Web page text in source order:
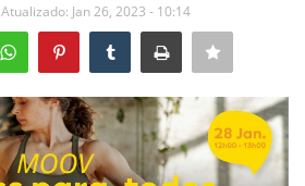
Atualizado: Jan 26, 2023 - 10:14